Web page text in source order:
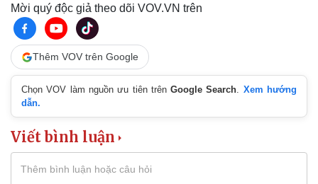
Mời quý độc giả theo dõi VOV.VN trên
Thêm VOV trên Google
Chọn VOV làm nguồn ưu tiên trênGoogle Search. Xem hướng
dẫn.
Viết bình luận